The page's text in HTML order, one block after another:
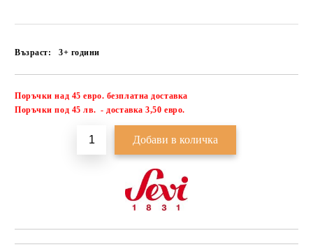
Възраст: 3+ години
Поръчки над 45 евро. безплатна доставка
Поръчки под 45 лв. - доставка 3,50 евро.